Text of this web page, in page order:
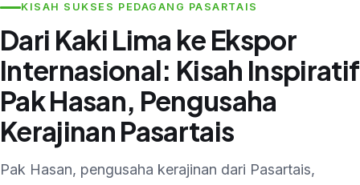
KISAH SUKSES PEDAGANG PASARTAIS
Dari Kaki Lima ke Ekspor
Internasional: Kisah Inspiratif
Pak Hasan, Pengusaha
Kerajinan Pasartais
Pak Hasan, pengusaha kerajinan dari Pasartais,